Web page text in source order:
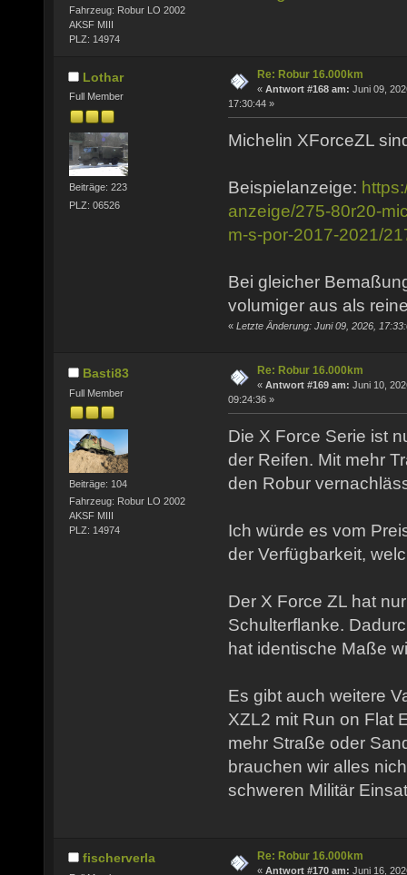
Fahrzeug: Robur LO 2002
AKSF MIII
PLZ: 14974
Lothar
Full Member
Beiträge: 223
PLZ: 06526
Re: Robur 16.000km
« Antwort #168 am: Juni 09,
17:30:44 »
Michelin XForceZL
Beispielanzeige:
anzeige/275-80r20-
m-s-por-2017-2021/
Bei gleicher
volumiger aus als
« Letzte Änderung: Juni 09, 2026,
Basti83
Full Member
Beiträge: 104
Fahrzeug: Robur LO 2002
AKSF MIII
PLZ: 14974
Re: Robur 16.000km
« Antwort #169 am: Juni 10,
09:24:36 »
Die X Force Serie ist
der Reifen. Mit mehr
den Robur
Ich würde es vom
der Verfügbarkeit,
Der X Force ZL hat
Schulterflanke.
hat identische Maße
Es gibt auch weitere
XZL2 mit Run on Flat
mehr Straße oder
brauchen wir alles
schweren Militär
fischerverla Re: Robur 16.000km
« Antwort #170 am: Juni 16,